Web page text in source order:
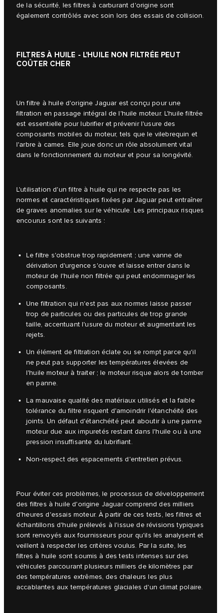
de la sécurité, les filtres à carburant d'origine sont
également contrôlés avec soin lors des essais de collision.
FILTRES À HUILE - L'HUILE NON FILTRÉE PEUT
COÛTER CHER
Un filtre à huile d'origine Jaguar est conçu pour une
filtration en passage intégral de l'huile moteur. L'huile filtrée
est essentielle pour lubrifier et prévenir l'usure des
composants mobiles du moteur, tels que le vilebrequin et
l'arbre à cames. Elle joue donc un rôle absolument vital
dans le fonctionnement du moteur et pour sa longévité.
L'utilisation d'un filtre à huile qui ne respecte pas les
normes et caractéristiques fixées par Jaguar peut entraîner
de graves anomalies sur le véhicule. Les principaux risques
encourus sont les suivants :
Le filtre s'obstrue trop rapidement ; une vanne de
dérivation d'urgence s'ouvre et laisse entrer dans le
moteur de l'huile non filtrée qui peut endommager les
composants.
Une filtration qui n'est pas aux normes laisse passer
trop de particules ou des particules de trop grande
taille, accentuant l'usure du moteur et augmentant les
rejets.
Un élément de filtration éclate ou se rompt parce qu'il
ne peut pas supporter les températures élevées de
l'huile moteur à traiter ; le moteur risque alors de tomber
en panne.
La mauvaise qualité des matériaux utilisés et la faible
tolérance du filtre risquent d'amoindrir l'étanchéité des
joints. Un défaut d'étanchéité peut aboutir à une panne
moteur due aux impuretés restant dans l'huile ou à une
pression insuffisante du lubrifiant.
Non-respect des espacements d'entretien prévus.
Pour éviter ces problèmes, le processus de développement
des filtres à huile d'origine Jaguar comprend des milliers
d'heures d'essais moteur. À partir de ces tests, les filtres et
échantillons d'huile prélevés à l'issue de révisions typiques
sont renvoyés aux fournisseurs pour qu'ils les analysent et
veillent à respecter les critères voulus. Par la suite, les
filtres à huile sont soumis à des tests intenses sur des
véhicules parcourant plusieurs milliers de kilomètres par
des températures extrêmes, des chaleurs les plus
accablantes aux températures glaciales d'un climat polaire.